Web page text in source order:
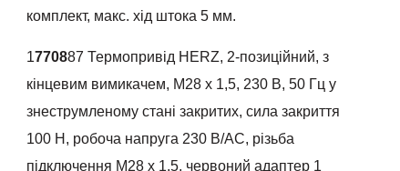
комплект, макс. хід штока 5 мм.
1770887 Термопривід HERZ, 2-позиційний, з
кінцевим вимикачем, М28 х 1,5, 230 В, 50 Гц у
знеструмленому стані закритих, сила закриття
100 Н, робоча напруга 230 В/АС, різьба
підключення М28 х 1,5, червоний адаптер 1